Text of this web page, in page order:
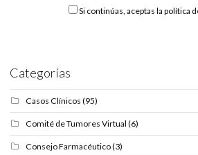
Si continúas, aceptas la política
Categorías
Casos Clínicos (95)
Comité de Tumores Virtual (6)
Consejo Farmacéutico(3)